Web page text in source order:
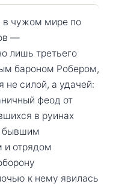
в чужом мире по
—
лишь третьего
бароном Робером,
не силой, а удачей:
феод от
в руинах
бывшим
и отрядом
к нему явилась